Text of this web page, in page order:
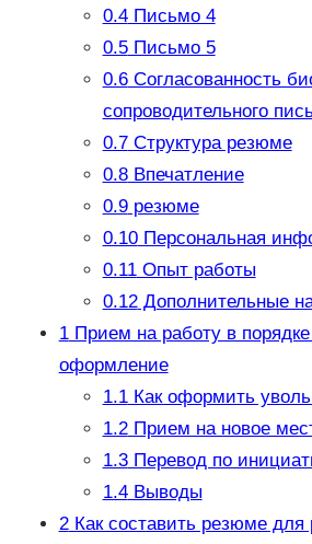
0.4Письмо 4
0.5Письмо 5
0.6Согласованность
сопроводительного
0.7Структура резюме
0.8Впечатление
0.9резюме
0.10Персональная
0.11Опыт работы
0.12Дополнительные
1Прием на работу в порядке
оформление
1.1Как оформить
1.2Прием на новое
1.3Перевод по
1.4Выводы
2Как составить резюме для